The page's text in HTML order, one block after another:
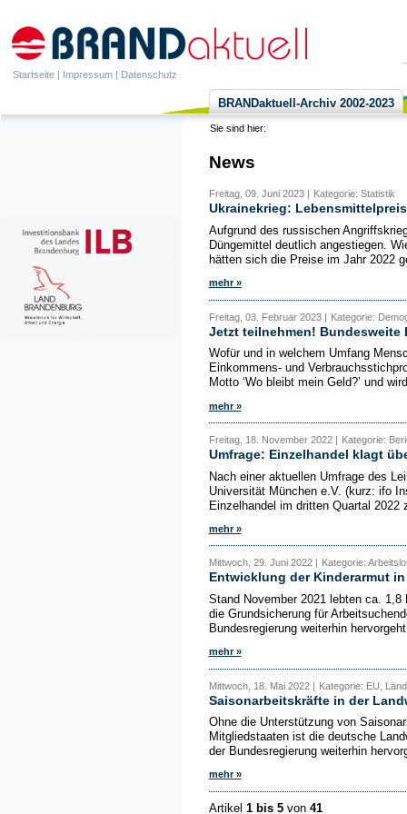
Startseite | Impressum | Datenschutz
BRANDaktuell-Archiv 2002-2023
Sie sind hier:
News
Freitag, 09. Juni 2023 | Kategorie: Statistik
Ukrainekrieg:
Aufgrund des russischen
Düngemittel deutlich angestiegen.
hätten sich die Preise im Jahr 2022
mehr »
Freitag, 03. Februar 2023 | Kategorie:
Jetzt teilnehmen! Bundesweite
Wofür und in welchem Umfang
Einkommens- und
Motto ‘Wo bleibt mein Geld?’ und
mehr »
Freitag, 18. November 2022 | Kategorie:
Umfrage: Einzelhandel klagt
Nach einer aktuellen Umfrage des
Universität München e.V. (kurz: ifo
Einzelhandel im dritten Quartal 2022
mehr »
Mittwoch, 29. Juni 2022 | Kategorie:
Entwicklung der Kinderarmut
Stand November 2021 lebten ca.
die Grundsicherung für
Bundesregierung weiterhin
mehr »
Mittwoch, 18. Mai 2022 | Kategorie: EU,
Saisonarbeitskräfte in der
Ohne die Unterstützung von
Mitgliedstaaten ist die deutsche
der Bundesregierung weiterhin
mehr »
Artikel 1 bis 5von 41